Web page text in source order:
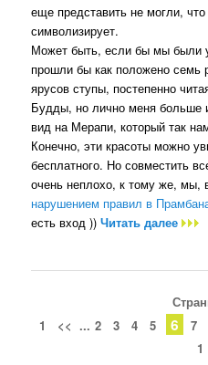
еще представить не могли,
символизирует.
Может быть, если бы мы были
прошли бы как положено семь
ярусов ступы, постепенно
Будды, но лично меня больше
вид на Мерапи, который так
Конечно, эти красоты можно
бесплатного. Но совместить
очень неплохо, к тому же,
нарушением правил в
есть вход ))Читать далее
1
<< ... 2 3 4 5 6 7
1